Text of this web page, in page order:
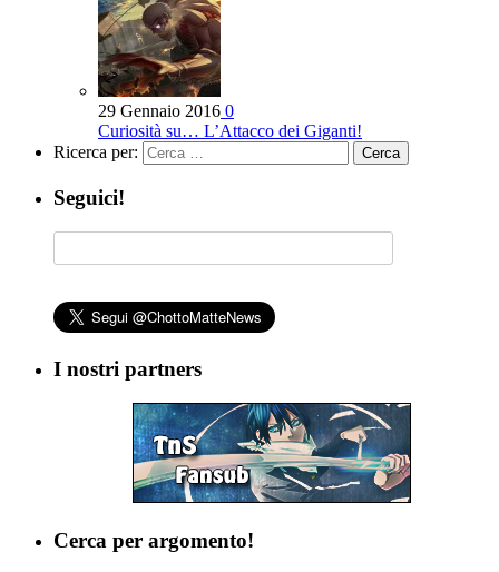
29 Gennaio 2016 0
Curiosità su… L’Attacco dei Giganti!
Ricerca per:
Seguici!
I nostri partners
Cerca per argomento!